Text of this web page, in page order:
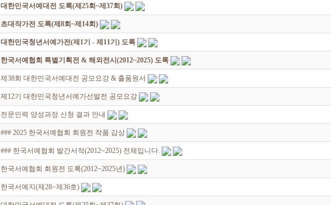
대한민국서예대전 도록(제25회~제37회)
초대작가전 도록(제8회~제14회)
대한민국청년서예가전(제1기 - 제11기) 도록
한국서예협회 특별기획전 & 해외전시(2012~2025) 도록
제38회 대한민국서예대전 공모요강 & 출품원서
제12기 대한민국청년서예가선발전 공모요강
전문인력 양성과정 신청 결과 안내
### 2025 한국서예협회 회원전 작품 감상
### 한국서예협회 발간서적(2012~2025) 전체입니다.
한국서예협회 회원전 도록(2012~2025년)
한국서예지(제28~제36호)